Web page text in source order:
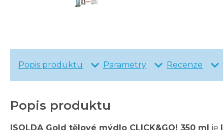
Popis produktu Parametry Recenze
Popis produktu
ISOLDA Gold tělové mýdlo CLICK&GO! 350 ml je